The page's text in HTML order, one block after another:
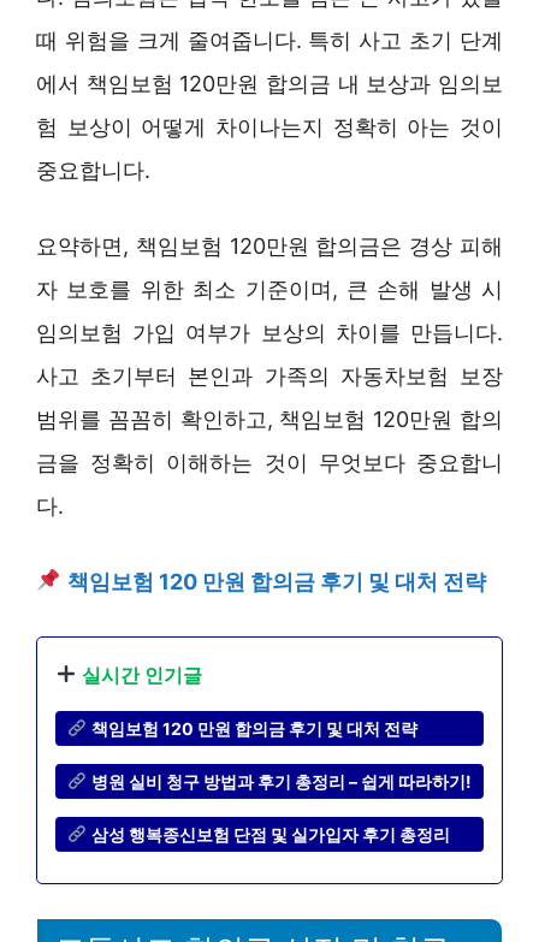
때 위험을 크게 줄여줍니다. 특히 사고 초기 단계
에서 책임보험 120만원 합의금 내 보상과 임의보
험 보상이 어떻게 차이나는지 정확히 아는 것이
중요합니다.
요약하면, 책임보험 120만원 합의금은 경상 피해
자 보호를 위한 최소 기준이며, 큰 손해 발생 시
임의보험 가입 여부가 보상의 차이를 만듭니다.
사고 초기부터 본인과 가족의 자동차보험 보장
범위를 꼼꼼히 확인하고, 책임보험 120만원 합의
금을 정확히 이해하는 것이 무엇보다 중요합니
다.
책임보험 120 만원 합의금 후기 및 대처 전략
실시간 인기글
책임보험 120 만원 합의금 후기 및 대처 전략
병원 실비 청구 방법과 후기 총정리 – 쉽게 따라하기!
삼성 행복종신보험 단점 및 실가입자 후기 총정리